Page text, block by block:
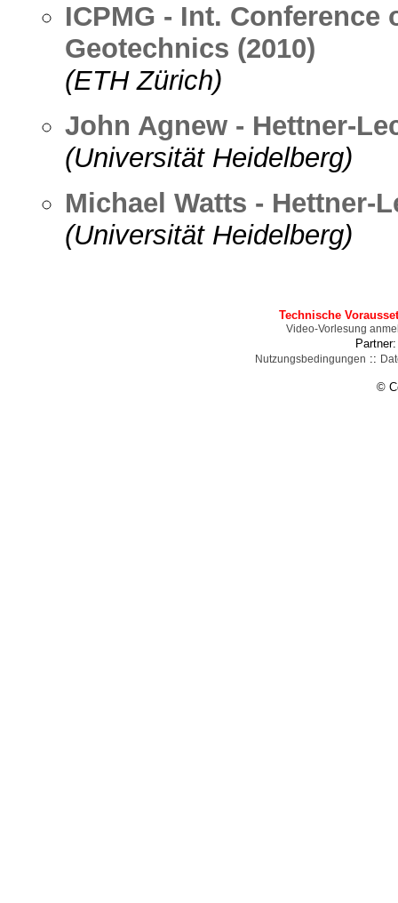
ICPMG - Int.
Geotechnics (2010)
(ETH Zürich)
John Agnew - Hettner-
(Universität Heidelberg)
Michael Watts - Hettner-
(Universität Heidelberg)
Technische
Video-Vorlesung
Nutzungsbedingungen ::
©